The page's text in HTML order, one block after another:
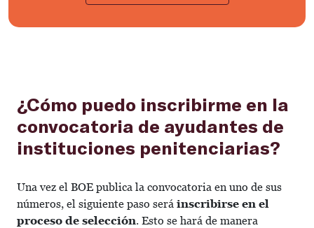
¿Cómo puedo inscribirme en la
convocatoria de ayudantes de
instituciones penitenciarias?
Una vez el BOE publica la convocatoria en uno de sus
números, el siguiente paso será inscribirse en el
proceso de selección. Esto se hará de manera